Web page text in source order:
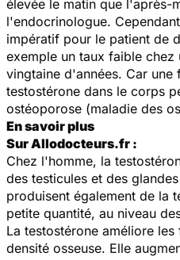
élevée le matin que l'après-
l'endocrinologue.
impératif pour le patient de
exemple un taux faible
vingtaine d'années. Car une
testostérone dans le corps
ostéoporose (maladie des
En savoir plus
Sur Allodocteurs.fr :
Chez l'homme, la
des testicules et des
produisent également de la
petite quantité, au niveau
La testostérone améliore
densité osseuse. Elle